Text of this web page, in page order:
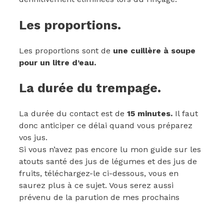
Les proportions.
Les proportions sont de une cuillère à soupe
pour un litre d’eau.
La durée du trempage.
La durée du contact est de 15 minutes. Il faut
donc anticiper ce délai quand vous préparez
vos jus.
Si vous n’avez pas encore lu mon guide sur les
atouts santé des jus de légumes et des jus de
fruits, téléchargez-le ci-dessous, vous en
saurez plus à ce sujet. Vous serez aussi
prévenu de la parution de mes prochains